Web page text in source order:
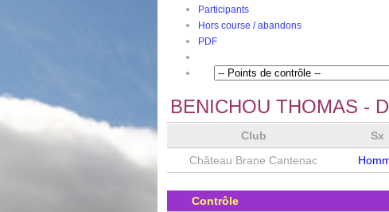
Participants
Hors course / abandons
PDF
BENICHOU THOMAS -
Club Sx
Château Brane Cantenac
Contrôle